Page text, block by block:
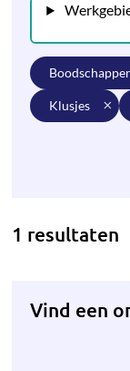
klusjes
1 resultaten
Vind een